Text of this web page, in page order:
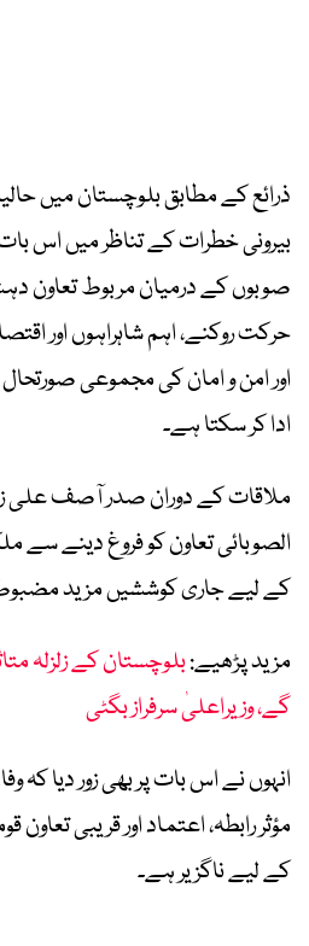
ذرائع کے مطابق بلوچستان میں
بیرونی خطرات کے تناظر میں اس بات
صوبوں کے درمیان مربوط تعاون
حرکت روکنے، اہم شاہراہوں اور
اور امن و امان کی مجموعی صورتحال
ادا کر سکتا ہے۔
ملاقات کے دوران صدر آصف علی
الصوبائی تعاون کو فروغ دینے سے
کے لیے جاری کوششیں مزید
مزید پڑھیے:بلوچستان کے زلزلہ
گے، وزیراعلیٰ سرفراز بگٹی
انہوں نے اس بات پر بھی زور دیا کہ
مؤثر رابطہ، اعتماد اور قریبی تعاون
کے لیے ناگزیر ہے۔